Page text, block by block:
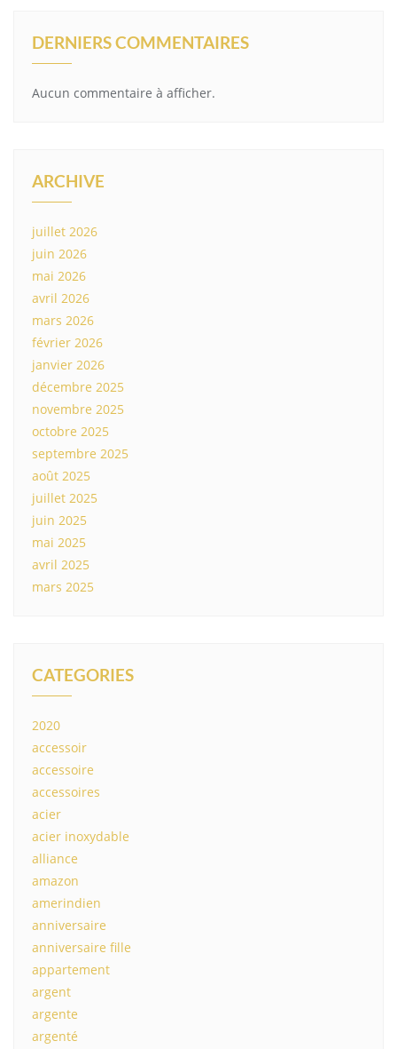
DERNIERS COMMENTAIRES
Aucun commentaire à afficher.
ARCHIVE
juillet 2026
juin 2026
mai 2026
avril 2026
mars 2026
février 2026
janvier 2026
décembre 2025
novembre 2025
octobre 2025
septembre 2025
août 2025
juillet 2025
juin 2025
mai 2025
avril 2025
mars 2025
CATEGORIES
2020
accessoir
accessoire
accessoires
acier
acier inoxydable
alliance
amazon
amerindien
anniversaire
anniversaire fille
appartement
argent
argente
argenté